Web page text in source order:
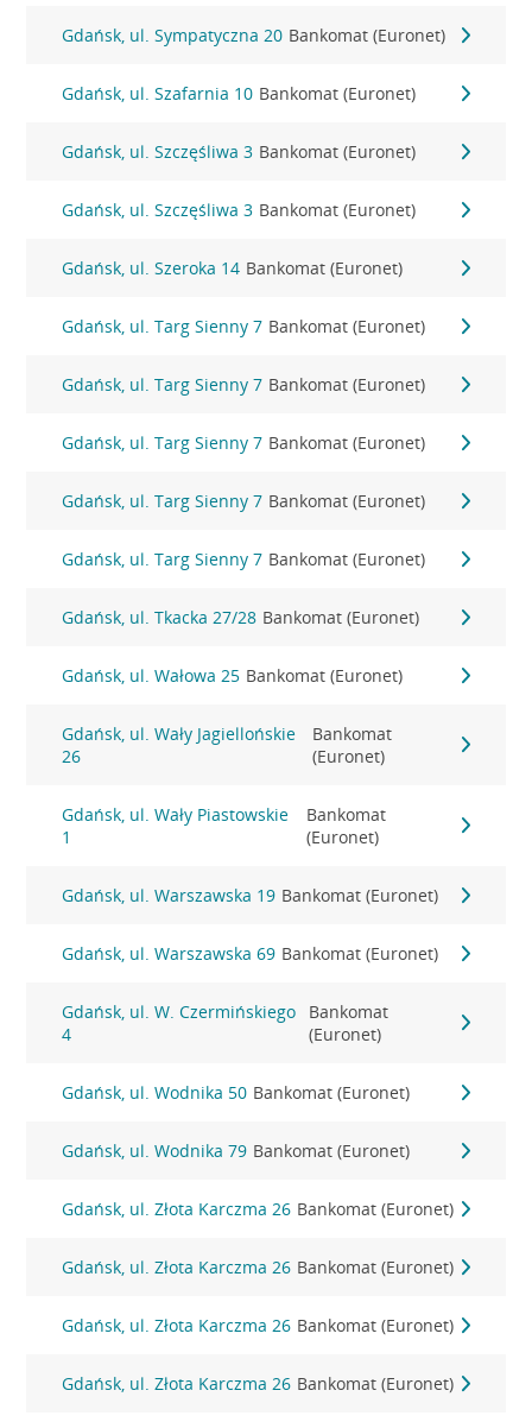
Gdańsk, ul. Sympatyczna 20 Bankomat (Euronet)
Gdańsk, ul. Szafarnia 10 Bankomat (Euronet)
Gdańsk, ul. Szczęśliwa 3 Bankomat (Euronet)
Gdańsk, ul. Szczęśliwa 3 Bankomat (Euronet)
Gdańsk, ul. Szeroka 14 Bankomat (Euronet)
Gdańsk, ul. Targ Sienny 7 Bankomat (Euronet)
Gdańsk, ul. Targ Sienny 7 Bankomat (Euronet)
Gdańsk, ul. Targ Sienny 7 Bankomat (Euronet)
Gdańsk, ul. Targ Sienny 7 Bankomat (Euronet)
Gdańsk, ul. Targ Sienny 7 Bankomat (Euronet)
Gdańsk, ul. Tkacka 27/28 Bankomat (Euronet)
Gdańsk, ul. Wałowa 25 Bankomat (Euronet)
Gdańsk, ul. Wały Jagiellońskie
26
Bankomat
(Euronet)
Gdańsk, ul. Wały Piastowskie
1
Bankomat
(Euronet)
Gdańsk, ul. Warszawska 19 Bankomat (Euronet)
Gdańsk, ul. Warszawska 69 Bankomat (Euronet)
Gdańsk, ul. W. Czermińskiego
4
Bankomat
(Euronet)
Gdańsk, ul. Wodnika 50 Bankomat (Euronet)
Gdańsk, ul. Wodnika 79 Bankomat (Euronet)
Gdańsk, ul. Złota Karczma 26 Bankomat (Euronet)
Gdańsk, ul. Złota Karczma 26 Bankomat (Euronet)
Gdańsk, ul. Złota Karczma 26 Bankomat (Euronet)
Gdańsk, ul. Złota Karczma 26 Bankomat (Euronet)